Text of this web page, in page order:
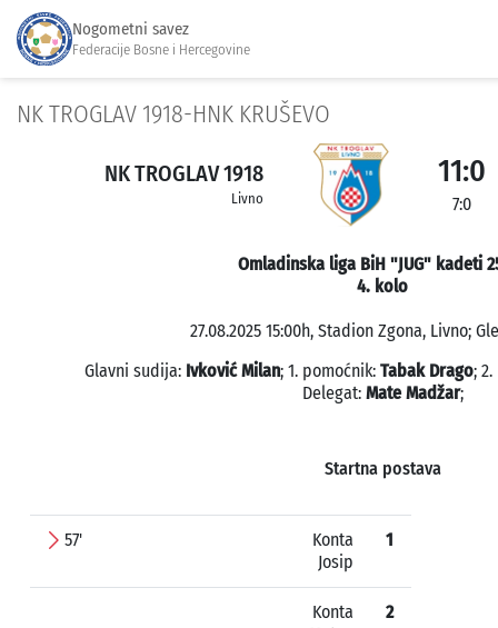
Nogometni savez
Federacije Bosne i Hercegovine
NK TROGLAV 1918-HNK KRUŠEVO
NK TROGLAV 1918
Livno
11:0
7:0
Omladinska liga BiH "JUG" kadeti
4. kolo
27.08.2025 15:00h, Stadion Zgona, Livno;
Glavni sudija: Ivković Milan; 1. pomoćnik: Tabak Drago;
Delegat: Mate Madžar;
Startna postava
57'
Konta
Josip
1
Konta
2